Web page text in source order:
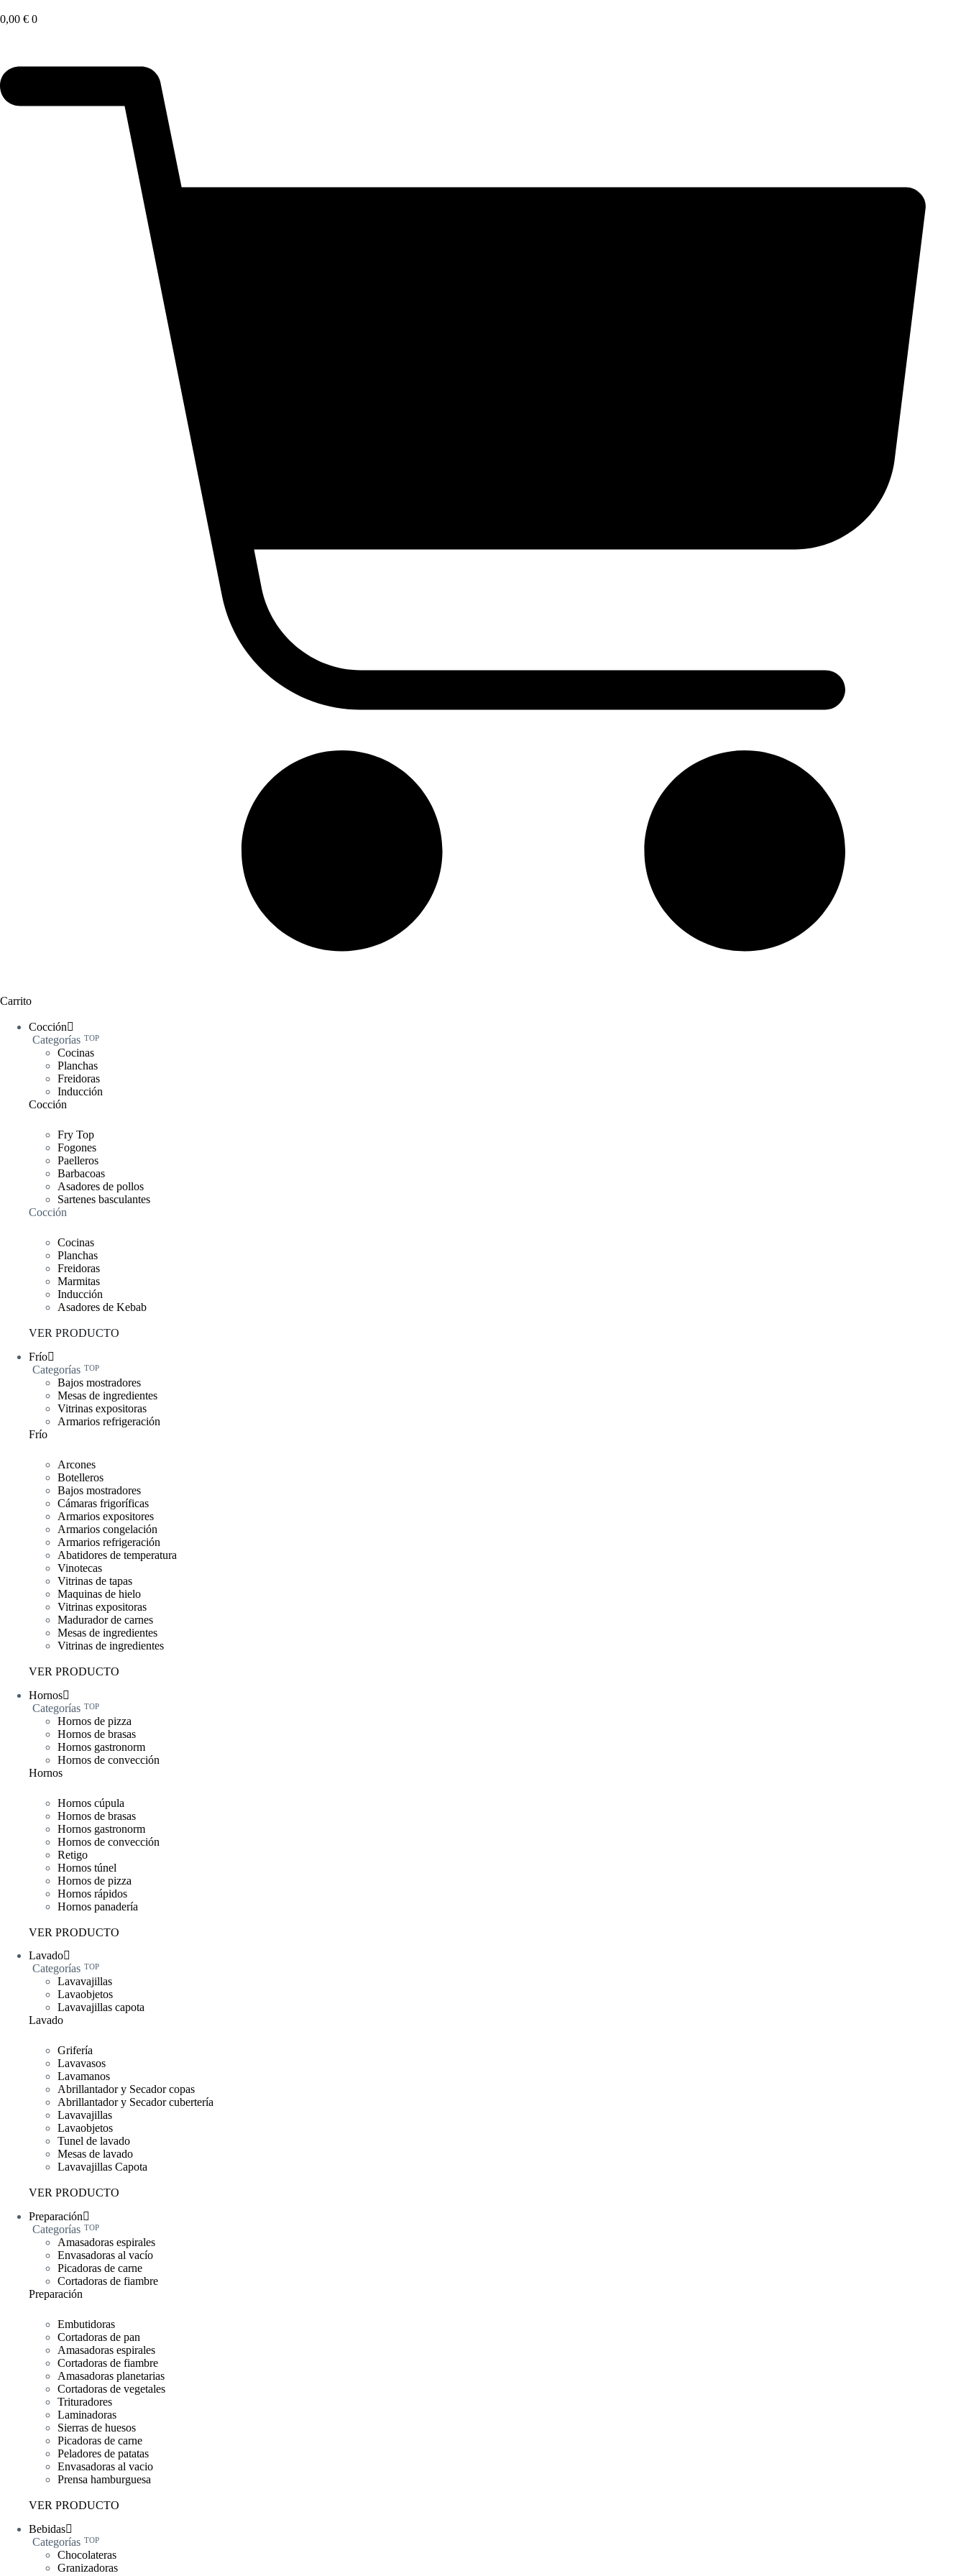
al
0,00 € 0
Carrito
Cocción
Categorías TOP
Cocinas
Planchas
Freidoras
Inducción
Cocción
Fry Top
Fogones
Paelleros
Barbacoas
Asadores de pollos
Sartenes basculantes
Cocción
Cocinas
Planchas
Freidoras
Marmitas
Inducción
Asadores de Kebab
VER PRODUCTO
Frío
Categorías TOP
Bajos mostradores
Mesas de ingredientes
Vitrinas expositoras
Armarios refrigeración
Frío
Arcones
Botelleros
Bajos mostradores
Cámaras frigoríficas
Armarios expositores
Armarios congelación
Armarios refrigeración
Abatidores de temperatura
Vinotecas
Vitrinas de tapas
Maquinas de hielo
Vitrinas expositoras
Madurador de carnes
Mesas de ingredientes
Vitrinas de ingredientes
VER PRODUCTO
Hornos
Categorías TOP
Hornos de pizza
Hornos de brasas
Hornos gastronorm
Hornos de convección
Hornos
Hornos cúpula
Hornos de brasas
Hornos gastronorm
Hornos de convección
Retigo
Hornos túnel
Hornos de pizza
Hornos rápidos
Hornos panadería
VER PRODUCTO
Lavado
Categorías TOP
Lavavajillas
Lavaobjetos
Lavavajillas capota
Lavado
Grifería
Lavavasos
Lavamanos
Abrillantador y Secador copas
Abrillantador y Secador cubertería
Lavavajillas
Lavaobjetos
Tunel de lavado
Mesas de lavado
Lavavajillas Capota
VER PRODUCTO
Preparación
Categorías TOP
Amasadoras espirales
Envasadoras al vacío
Picadoras de carne
Cortadoras de fiambre
Preparación
Embutidoras
Cortadoras de pan
Amasadoras espirales
Cortadoras de fiambre
Amasadoras planetarias
Cortadoras de vegetales
Trituradores
Laminadoras
Sierras de huesos
Picadoras de carne
Peladores de patatas
Envasadoras al vacio
Prensa hamburguesa
VER PRODUCTO
Bebidas
Categorías TOP
Chocolateras
Granizadoras